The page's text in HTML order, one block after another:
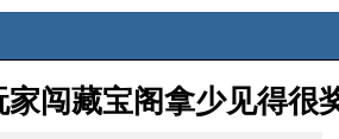
发布网
闯藏宝阁拿少见得很